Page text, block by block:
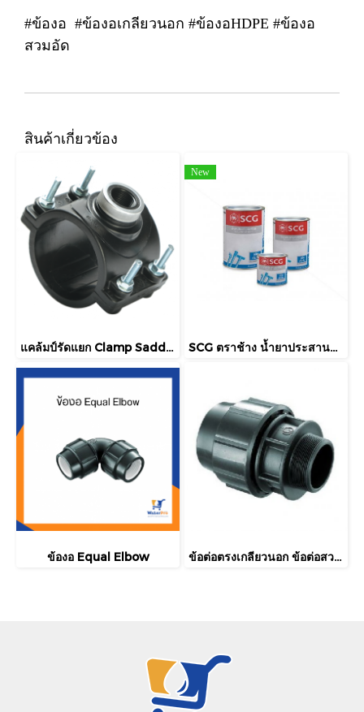
#ข้องอ #ข้องอเกลียวนอก #ข้องอHDPE #ข้องอ
สวมอัด
สินค้าเกี่ยวข้อง
แคล้มป์รัดแยก Clamp Saddle
New
SCG ตราช้าง น้ำยาประสานท่อ PVC ชนิดเข้มข้น
ข้องอ Equal Elbow ข้อต่อตรงเกลียวนอก ข้อต่อสวมอัด HDPE ยี่ห้อ PENGUIN